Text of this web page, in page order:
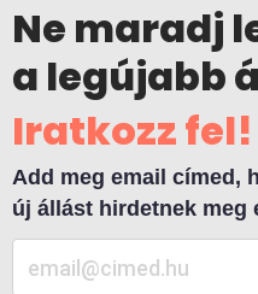
Ne maradj
a legújabb
Iratkozz fel!
Add meg email címed,
új állást hirdetnek meg